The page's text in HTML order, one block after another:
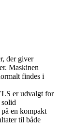
der giver
Maskinen
findes i
er udvalgt for
en kompakt
til både